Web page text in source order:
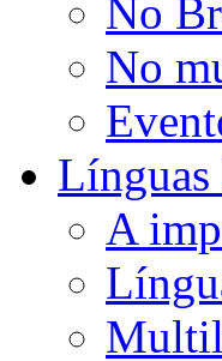
No
No
Línguas
A